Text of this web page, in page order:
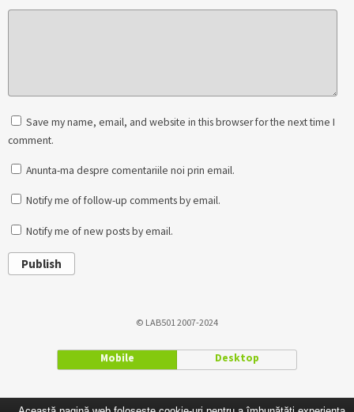
Save my name, email, and website in this browser for the next time I
comment.
Anunta-ma despre comentariile noi prin email.
Notify me of follow-up comments by email.
Notify me of new posts by email.
Publish
© LAB501 2007-2024
Mobile Desktop